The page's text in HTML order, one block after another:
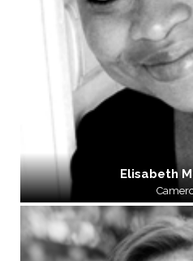
Elisabeth